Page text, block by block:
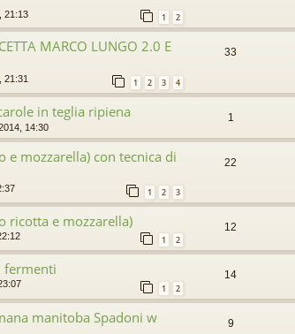
21:13 1 2
MARCO LUNGO 2.0 E
21:31 1 2 3 4
33
in teglia ripiena
14:30
1
e mozzarella) con tecnica di
1 2 3
22
ricotta e mozzarella)
1 2
12
fermenti
1 2
14
manitoba Spadoni w
9